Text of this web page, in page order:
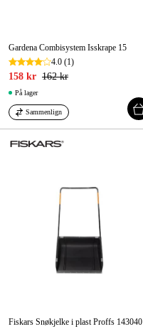
Gardena Combisystem Isskrape 15
4.0 (1)
158 kr 162 kr
På lager
Sammenlign
Fiskars Snøkjelke i plast Proffs 143040